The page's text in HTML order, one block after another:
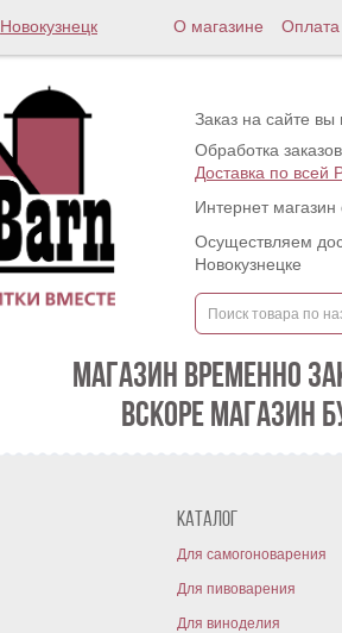
Новокузнецк О магазине Оплата
Заказ на сайте вы
Обработка
Доставка по всей
Интернет
Осуществляем
Новокузнецке
МАГАЗИН ВРЕМЕННО
ВСКОРЕ МАГАЗИН
Каталог
Для самогоноварения
Для пивоварения
Для виноделия